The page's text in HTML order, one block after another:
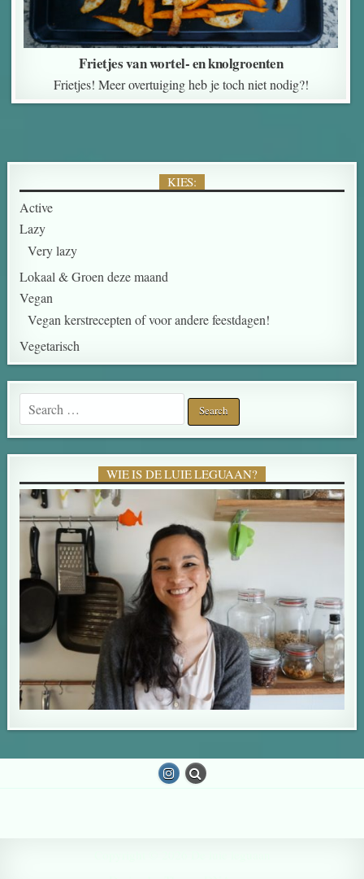
Frietjes van wortel- en knolgroenten
Frietjes! Meer overtuiging heb je toch niet nodig?!
KIES:
Active
Lazy
Very lazy
Lokaal & Groen deze maand
Vegan
Vegan kerstrecepten of voor andere feestdagen!
Vegetarisch
Search for:
WIE IS DE LUIE LEGUAAN?